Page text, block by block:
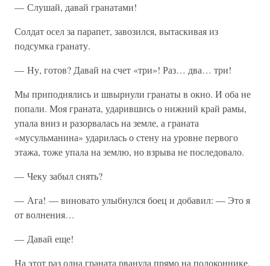
— Слушай, давай гранатами!
Солдат осел за парапет, завозился, вытаскивая из
подсумка гранату.
— Ну, готов? Давай на счет «три»! Раз… два… три!
Мы приподнялись и швырнули гранаты в окно. И оба не
попали. Моя граната, ударившись о нижний край рамы,
упала вниз и разорвалась на земле, а граната
«мусульманина» ударилась о стену на уровне первого
этажа, тоже упала на землю, но взрыва не последовало.
— Чеку забыл снять?
— Ага! — виновато улыбнулся боец и добавил: — Это я
от волнения…
— Давай еще!
На этот раз одна граната рванула прямо на подоконнике,